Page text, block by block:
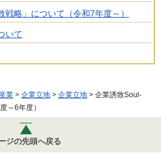
戦略」について（令和7年度～）
いて
産業 > 企業立地 > 企業立地 > 企業誘致Soul-
～6年度）
ジの先頭へ戻る